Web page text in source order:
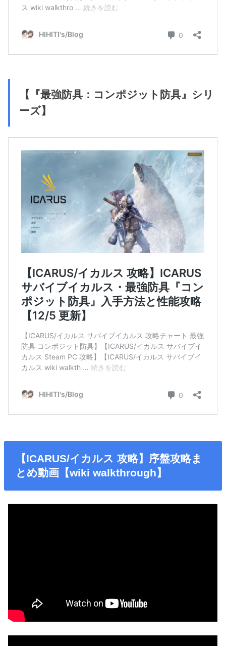
【『最強防具：コンポジット防具』シリ
ーズ】
【ICARUS/イカルス 攻略】序盤攻略ま
とめ動画【wiki walkthrough】